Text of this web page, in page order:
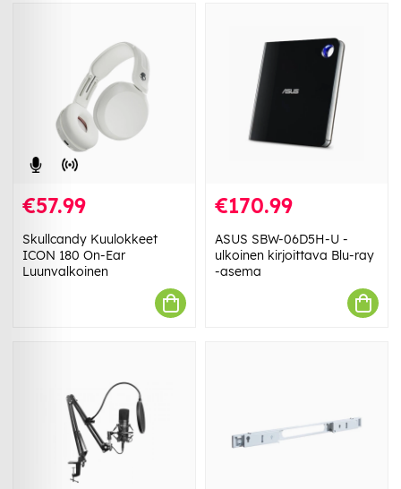
€57.99
Skullcandy Kuulokkeet
ICON 180 On-Ear
Luunvalkoinen
€170.99
ASUS SBW-06D5H-U -
ulkoinen kirjoittava Blu-ray
-asema